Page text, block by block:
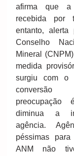
afirma que
recebida por
entanto,
Conselho
Mineral
medida
surgiu com o
diminua a
agência.
péssimas
ANM não